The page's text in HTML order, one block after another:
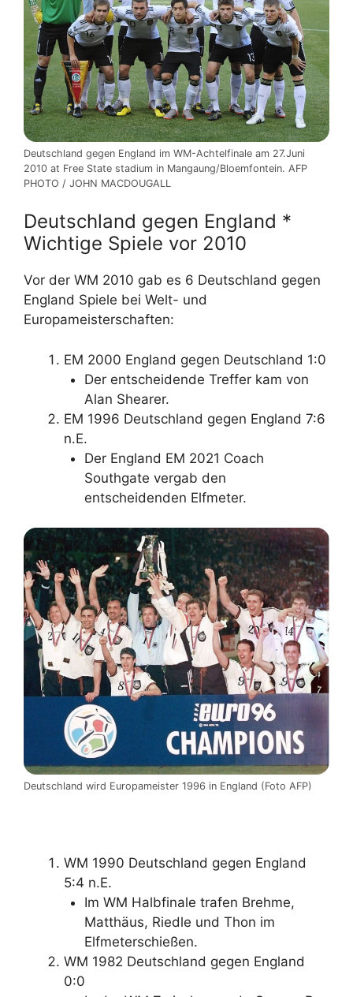
Deutschland gegen England im WM-Achtelfinale am 27.Juni
2010 at Free State stadium in Mangaung/Bloemfontein. AFP
PHOTO / JOHN MACDOUGALL
Deutschland gegen England *
Wichtige Spiele vor 2010
Vor der WM 2010 gab es 6 Deutschland gegen
England Spiele bei Welt- und
Europameisterschaften:
EM 2000 England gegen Deutschland 1:0
Der entscheidende Treffer kam von
Alan Shearer.
EM 1996 Deutschland gegen England 7:6
n.E.
Der England EM 2021 Coach
Southgate vergab den
entscheidenden Elfmeter.
Deutschland wird Europameister 1996 in England (Foto AFP)
WM 1990 Deutschland gegen England
5:4 n.E.
Im WM Halbfinale trafen Brehme,
Matthäus, Riedle und Thon im
Elfmeterschießen.
WM 1982 Deutschland gegen England
0:0